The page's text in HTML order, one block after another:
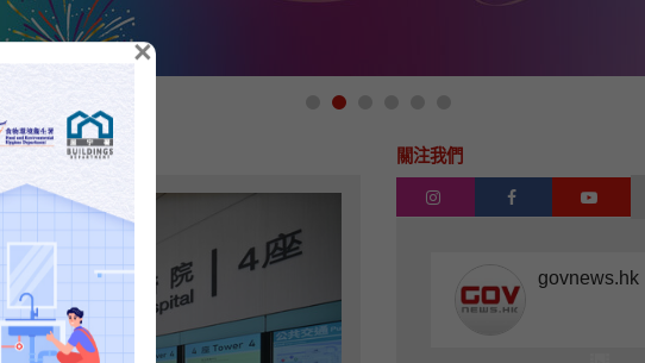
關注我們
instagramfacebook
govnews.hk
×